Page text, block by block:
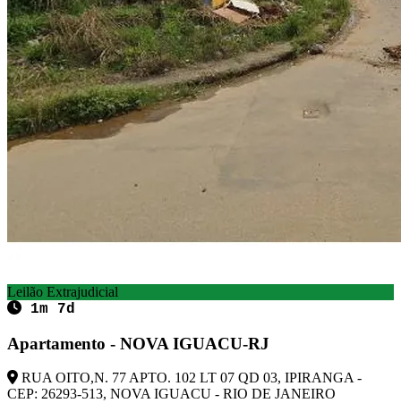
Leilão Extrajudicial
1m 7d
Apartamento - NOVA IGUACU-RJ
RUA OITO,N. 77 APTO. 102 LT 07 QD 03, IPIRANGA -
CEP: 26293-513, NOVA IGUACU - RIO DE JANEIRO